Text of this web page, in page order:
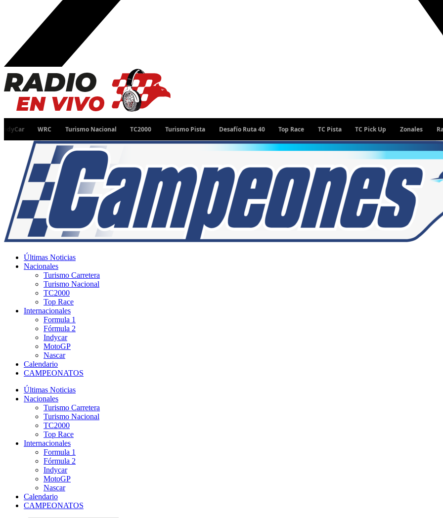
WRC Turismo Nacional TC2000 Turismo Pista Desafío Ruta 40 Top Race TC Pista TC Pick Up Zonales Rally
Últimas Noticias
Nacionales
Turismo Carretera
Turismo Nacional
TC2000
Top Race
Internacionales
Formula 1
Fórmula 2
Indycar
MotoGP
Nascar
Calendario
CAMPEONATOS
Últimas Noticias
Nacionales
Turismo Carretera
Turismo Nacional
TC2000
Top Race
Internacionales
Formula 1
Fórmula 2
Indycar
MotoGP
Nascar
Calendario
CAMPEONATOS